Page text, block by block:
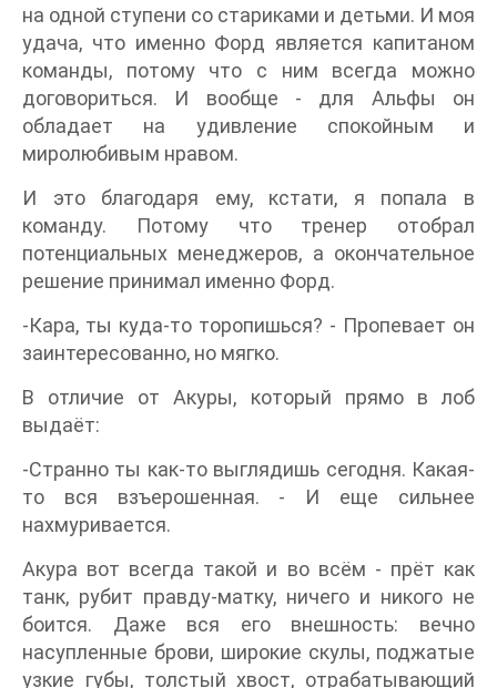
на одной ступени со стариками и детьми. И моя
удача, что именно Форд является капитаном
команды, потому что с ним всегда можно
договориться. И вообще - для Альфы он
обладает на удивление спокойным и
миролюбивым нравом.
И это благодаря ему, кстати, я попала в
команду. Потому что тренер отобрал
потенциальных менеджеров, а окончательное
решение принимал именно Форд.
-Кара, ты куда-то торопишься? - Пропевает он
заинтересованно, но мягко.
В отличие от Акуры, который прямо в лоб
выдаёт:
-Странно ты как-то выглядишь сегодня. Какая-
то вся взъерошенная. - И еще сильнее
нахмуривается.
Акура вот всегда такой и во всём - прёт как
танк, рубит правду-матку, ничего и никого не
боится. Даже вся его внешность: вечно
насупленные брови, широкие скулы, поджатые
узкие губы, толстый хвост, отрабатывающий